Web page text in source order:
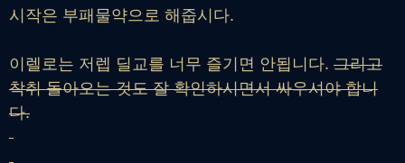
시작은 부패물약으로 해줍시다.
이렐로는 저렙 딜교를 너무 즐기면 안됩니다. 그리고
착취 돌아오는 것도 잘 확인하시면서 싸우셔야 합니
다.